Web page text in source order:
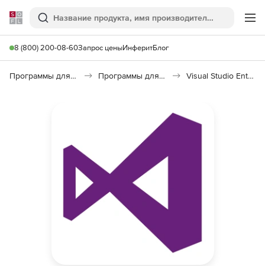
Softline
Поиск
8 (800) 200-08-60Запрос ценыИнферитБлог
Программы для программирования Программы для разработки ПО Visual Studio Enterprise